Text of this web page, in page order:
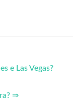
e Las Vegas?
⇒